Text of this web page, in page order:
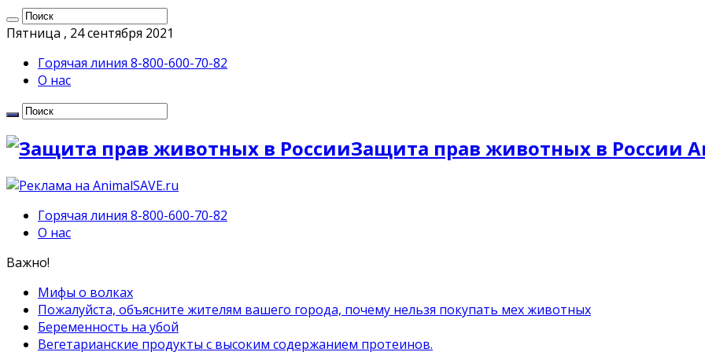
Пятница , 24 сентября 2021
Горячая линия 8-800-600-70-82
О нас
Защита прав животных в России
Горячая линия 8-800-600-70-82
О нас
Важно!
Мифы о волках
Пожалуйста, объясните жителям вашего города, почему нельзя покупать мех животных
Беременность на убой
Вегетарианские продукты с высоким содержанием протеинов.